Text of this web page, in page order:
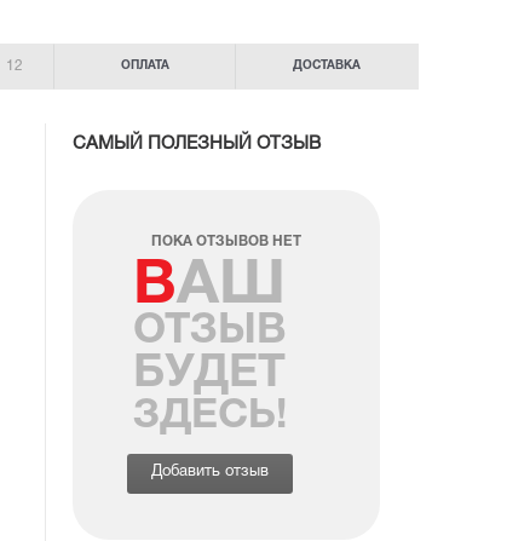
12 ОПЛАТА ДОСТАВКА
САМЫЙ ПОЛЕЗНЫЙ ОТЗЫВ
ПОКА ОТЗЫВОВ НЕТ
ВАШ
ОТЗЫВ
БУДЕТ
ЗДЕСЬ!
Добавить отзыв